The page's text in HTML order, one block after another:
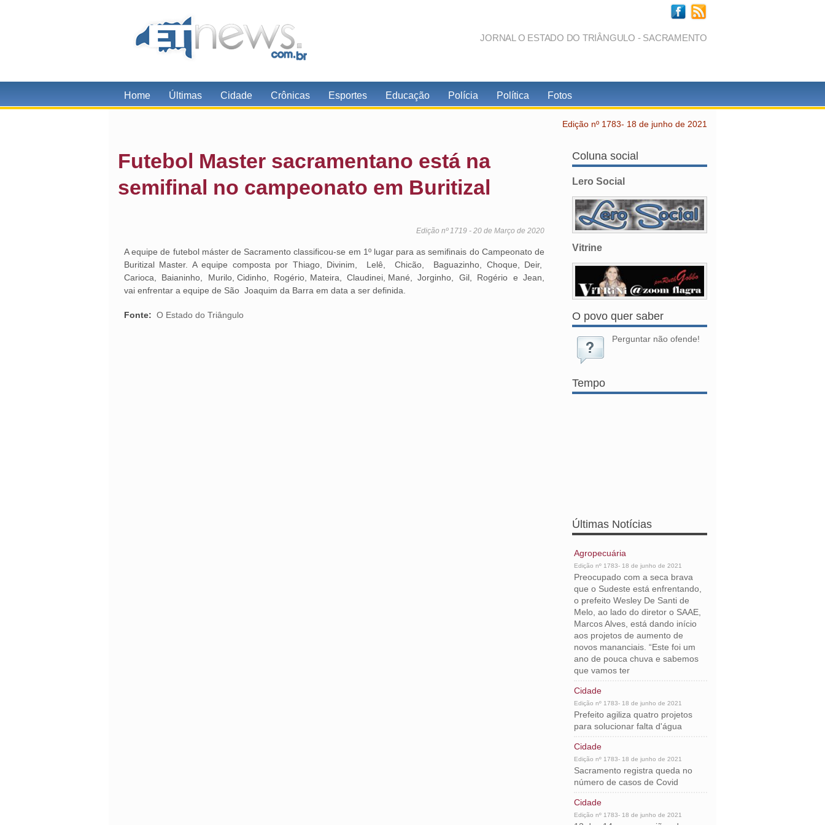
JORNAL O ESTADO DO TRIÂNGULO - SACRAMENTO
Home Últimas Cidade Crônicas Esportes Educação Polícia Política Fotos
Edição nº 1783- 18 de junho de 2021
Futebol Master sacramentano está na
semifinal no campeonato em Buritizal
Edição nº 1719 - 20 de Março de 2020
A equipe de futebol máster de Sacramento classificou-se em 1º lugar para as semifinais do Campeonato de
Buritizal Master. A equipe composta por Thiago, Divinim, Lelê, Chicão, Baguazinho, Choque, Deir,
Carioca, Baianinho, Murilo, Cidinho, Rogério, Mateira, Claudinei, Mané, Jorginho, Gil, Rogério e Jean,
vai enfrentar a equipe de São Joaquim da Barra em data a ser definida.
Fonte: O Estado do Triângulo
Coluna social
Lero Social
Vitrine
O povo quer saber
Perguntar não ofende!
Tempo
Últimas Notícias
Agropecuária
Edição nº 1783- 18 de junho de 2021
Preocupado com a seca brava
que o Sudeste está enfrentando,
o prefeito Wesley De Santi de
Melo, ao lado do diretor o SAAE,
Marcos Alves, está dando início
aos projetos de aumento de
novos mananciais. “Este foi um
ano de pouca chuva e sabemos
que vamos ter
Cidade
Edição nº 1783- 18 de junho de 2021
Prefeito agiliza quatro projetos
para solucionar falta d'água
Cidade
Edição nº 1783- 18 de junho de 2021
Sacramento registra queda no
número de casos de Covid
Cidade
Edição nº 1783- 18 de junho de 2021